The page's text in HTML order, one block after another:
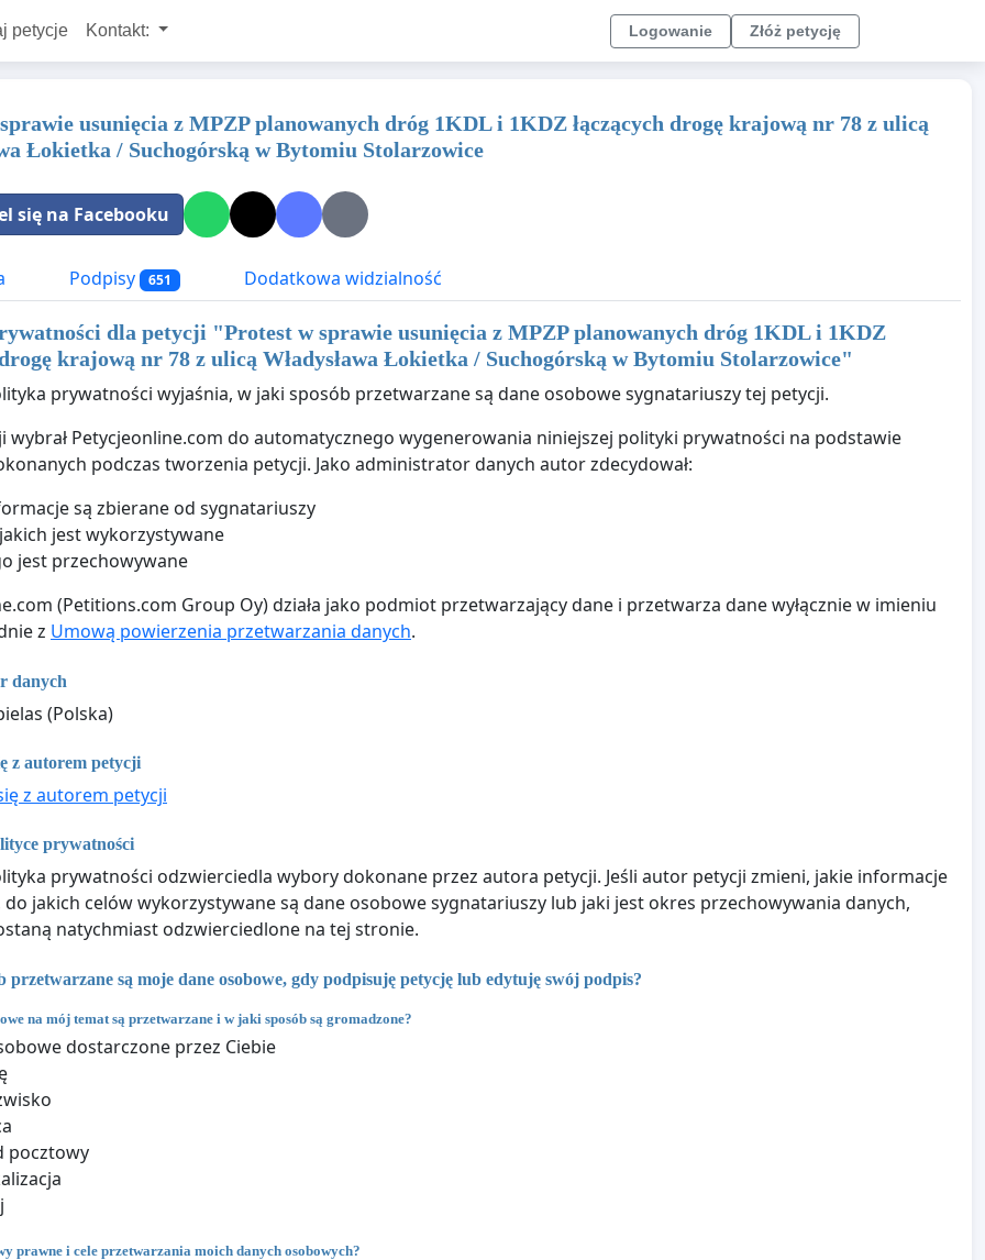
petycje Kontakt: Logowanie Złóż petycję
usunięcia z MPZP planowanych dróg 1KDL i 1KDZ łączących drogę krajową nr 78 z ulicą
Łokietka / Suchogórską w Bytomiu Stolarzowice
się na Facebooku
Podpisy 651 Dodatkowa widzialność
dla petycji "Protest w sprawie usunięcia z MPZP planowanych dróg 1KDL i 1KDZ
krajową nr 78 z ulicą Władysława Łokietka / Suchogórską w Bytomiu Stolarzowice"
prywatności wyjaśnia, w jaki sposób przetwarzane są dane osobowe sygnatariuszy tej petycji.
wybrał Petycjeonline.com do automatycznego wygenerowania niniejszej polityki prywatności na podstawie
podczas tworzenia petycji. Jako administrator danych autor zdecydował:
są zbierane od sygnatariuszy
jest wykorzystywane
jest przechowywane
(Petitions.com Group Oy) działa jako podmiot przetwarzający dane i przetwarza dane wyłącznie w imieniu
z Umową powierzenia przetwarzania danych.
danych
(Polska)
z autorem petycji
z autorem petycji
prywatności
prywatności odzwierciedla wybory dokonane przez autora petycji. Jeśli autor petycji zmieni, jakie informacje
do jakich celów wykorzystywane są dane osobowe sygnatariuszy lub jaki jest okres przechowywania danych,
natychmiast odzwierciedlone na tej stronie.
przetwarzane są moje dane osobowe, gdy podpisuję petycję lub edytuję swój podpis?
na mój temat są przetwarzane i w jaki sposób są gromadzone?
dostarczone przez Ciebie
pocztowy
prawne i cele przetwarzania moich danych osobowych?